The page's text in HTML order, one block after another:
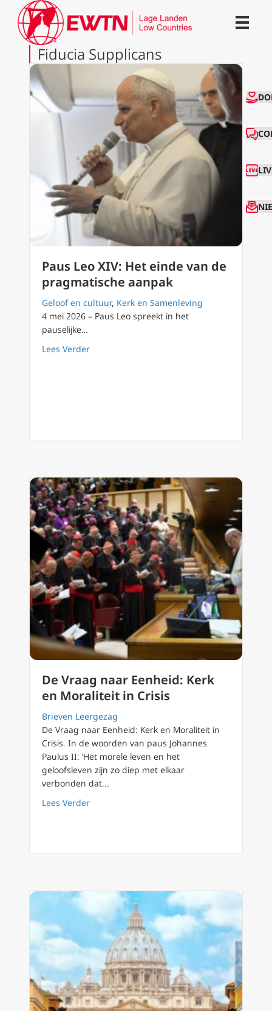
Fiducia Supplicans
Paus Leo XIV: Het einde van de
pragmatische aanpak
Geloof en cultuur, Kerk en Samenleving
4 mei 2026 – Paus Leo spreekt in het
pauselijke…
Lees Verderabout Paus Leo XIV: Het einde van de
De Vraag naar Eenheid: Kerk
en Moraliteit in Crisis
Brieven Leergezag
De Vraag naar Eenheid: Kerk en Moraliteit in
Crisis. In de woorden van paus Johannes
Paulus II: ‘Het morele leven en het
geloofsleven zijn zo diep met elkaar
verbonden dat...
Lees Verderabout De Vraag naar Eenheid: Kerk en